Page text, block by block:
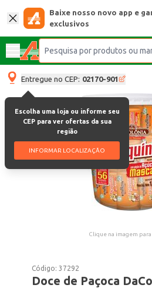
Baixe nosso novo app e
exclusivos
Entregue no CEP: 02170-901
Escolha uma loja ou informe seu
CEP para ver ofertas da sua
região
INFORMAR LOCALIZAÇÃO
Clique na imagem
Código:37292
Doce de Paçoca